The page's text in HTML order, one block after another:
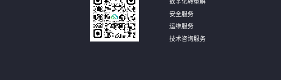
数字化转型解
安全服务
运维服务
技术咨询服务